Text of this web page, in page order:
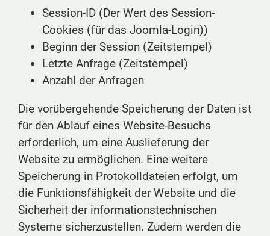
Session-ID (Der Wert des Session-
Cookies (für das Joomla-Login))
Beginn der Session (Zeitstempel)
Letzte Anfrage (Zeitstempel)
Anzahl der Anfragen
Die vorübergehende Speicherung der Daten ist
für den Ablauf eines Website-Besuchs
erforderlich, um eine Auslieferung der
Website zu ermöglichen. Eine weitere
Speicherung in Protokolldateien erfolgt, um
die Funktionsfähigkeit der Website und die
Sicherheit der informationstechnischen
Systeme sicherzustellen. Zudem werden die